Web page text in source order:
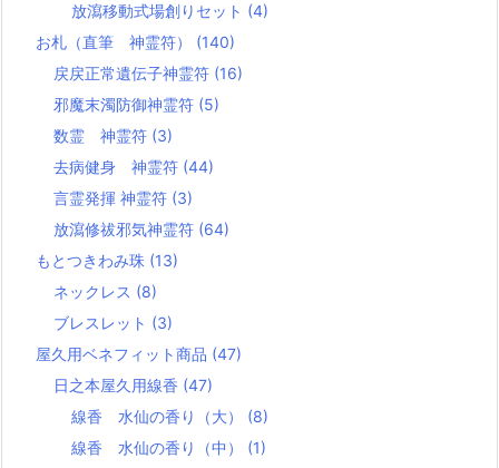
放瀉移動式場創りセット (4)
お札（直筆 神霊符） (140)
戻戻正常遺伝子神霊符 (16)
邪魔末濁防御神霊符 (5)
数霊 神霊符 (3)
去病健身 神霊符 (44)
言霊発揮 神霊符 (3)
放瀉修祓邪気神霊符 (64)
もとつきわみ珠 (13)
ネックレス (8)
ブレスレット (3)
屋久用ベネフィット商品 (47)
日之本屋久用線香 (47)
線香 水仙の香り（大） (8)
線香 水仙の香り（中） (1)